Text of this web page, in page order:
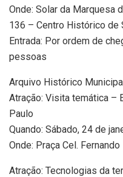
Onde: Solar da Marquesa
136 – Centro Histórico de
Entrada: Por ordem de
pessoas
Arquivo Histórico
Atração: Visita temática –
Paulo
Quando: Sábado, 24 de
Onde: Praça Cel.
Atração: Tecnologias da